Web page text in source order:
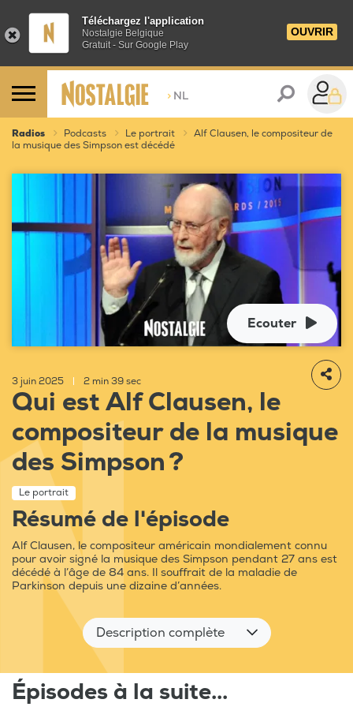
Téléchargez l'application
Nostalgie Belgique
Gratuit - Sur Google Play
OUVRIR
> NL
Radios Podcasts Le portrait
Alf Clausen, le compositeur de
la musique des Simpson est décédé
Ecouter
3 juin 2025 2 min 39 sec
Qui est Alf Clausen, le
compositeur de la musique
des Simpson ?
Le portrait
Résumé de l'épisode
Alf Clausen, le compositeur américain mondialement connu
pour avoir signé la musique des Simpson pendant 27 ans est
décédé à l’âge de 84 ans. Il souffrait de la maladie de
Parkinson depuis une dizaine d’années.
Description complète
Épisodes à la suite...